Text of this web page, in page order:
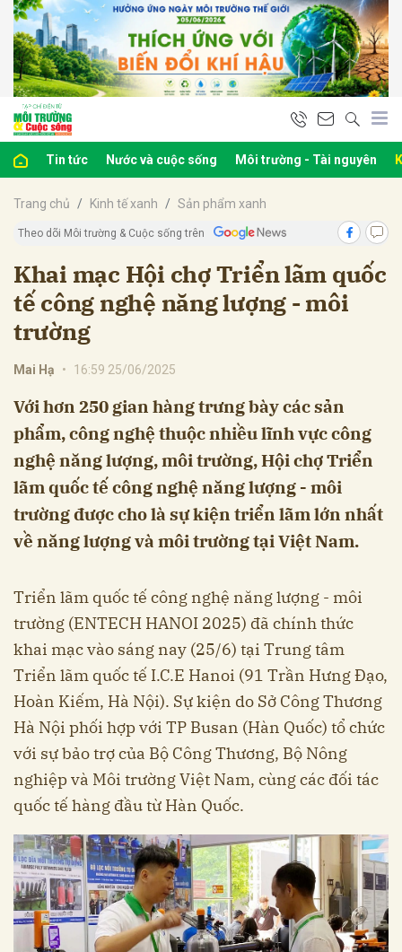
Tin tức Nước và cuộc sống Môi trường - Tài nguyên
Trang chủ Kinh tế xanh Sản phẩm xanh
Theo dõi Môi trường & Cuộc sống trên
Khai mạc Hội chợ Triển lãm quốc
tế công nghệ năng lượng - môi
trường
Mai Hạ • 16:59 25/06/2025
Với hơn 250 gian hàng trưng bày các sản
phẩm, công nghệ thuộc nhiều lĩnh vực công
nghệ năng lượng, môi trường, Hội chợ Triển
lãm quốc tế công nghệ năng lượng - môi
trường được cho là sự kiện triển lãm lớn nhất
về năng lượng và môi trường tại Việt Nam.
Triển lãm quốc tế công nghệ năng lượng - môi
trường (ENTECH HANOI 2025) đã chính thức
khai mạc vào sáng nay (25/6) tại Trung tâm
Triển lãm quốc tế I.C.E Hanoi (91 Trần Hưng Đạo,
Hoàn Kiếm, Hà Nội). Sự kiện do Sở Công Thương
Hà Nội phối hợp với TP Busan (Hàn Quốc) tổ chức
với sự bảo trợ của Bộ Công Thương, Bộ Nông
nghiệp và Môi trường Việt Nam, cùng các đối tác
quốc tế hàng đầu từ Hàn Quốc.
luận
Hủy